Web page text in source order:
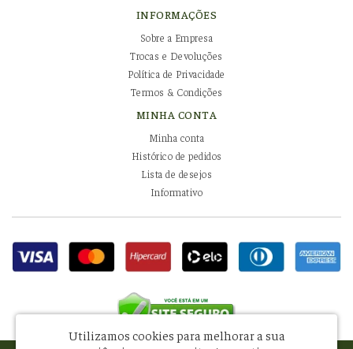
INFORMAÇÕES
Sobre a Empresa
Trocas e Devoluções
Política de Privacidade
Termos & Condições
MINHA CONTA
Minha conta
Histórico de pedidos
Lista de desejos
Informativo
Utilizamos cookies para melhorar a sua